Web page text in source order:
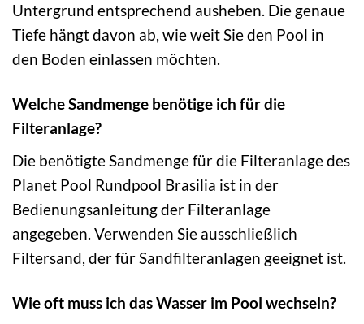
Untergrund entsprechend ausheben. Die genaue
Tiefe hängt davon ab, wie weit Sie den Pool in
den Boden einlassen möchten.
Welche Sandmenge benötige ich für die
Filteranlage?
Die benötigte Sandmenge für die Filteranlage des
Planet Pool Rundpool Brasilia ist in der
Bedienungsanleitung der Filteranlage
angegeben. Verwenden Sie ausschließlich
Filtersand, der für Sandfilteranlagen geeignet ist.
Wie oft muss ich das Wasser im Pool wechseln?